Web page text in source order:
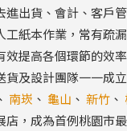
進出貨、會計、客戶
工紙本作業，常有疏
效提高各個環節的效
貨及設計團隊一一成
南崁 、 龜山 、 新竹 、
店，成為首例桃園市